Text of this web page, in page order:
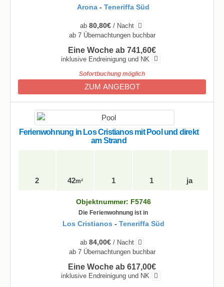
Arona - Teneriffa Süd
ab 80,80€/ Nacht
ab 7 Übernachtungen buchbar
Eine Woche ab 741,60€
inklusive Endreinigung und NK
Sofortbuchung möglich
ZUM ANGEBOT
Ferienwohnung in Los Cristianos mit Pool und direkt
am Strand
2 42m² 1 1 ja
Objektnummer: F5746
Die Ferienwohnung ist in
Los Cristianos - Teneriffa Süd
ab 84,00€/ Nacht
ab 7 Übernachtungen buchbar
Eine Woche ab 617,00€
inklusive Endreinigung und NK